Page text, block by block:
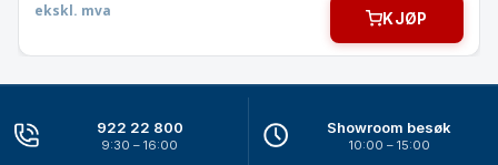
ekskl. mva KJØP
922 22 800
9:30 – 16:00
Showroom besøk
10:00 – 15:00